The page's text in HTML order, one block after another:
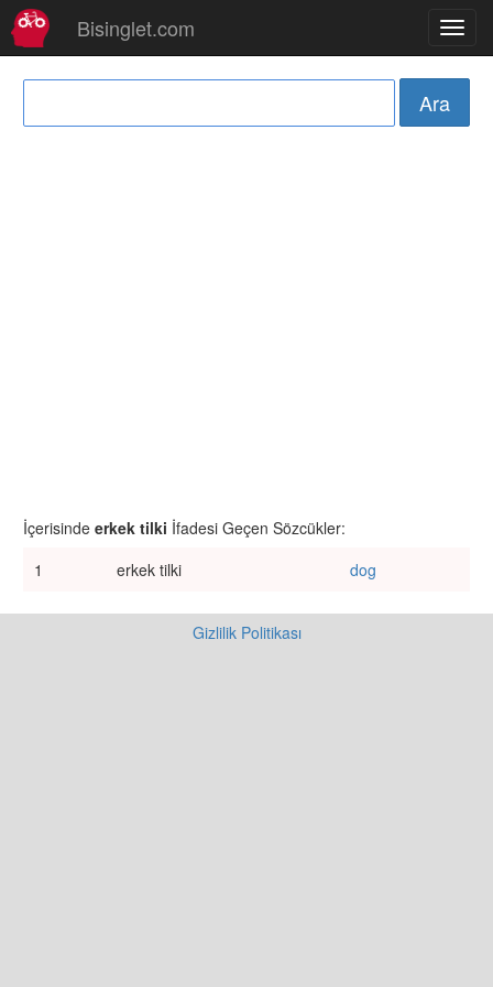
Bisinglet.com
İçerisinde erkek tilki İfadesi Geçen Sözcükler:
1
erkek tilki dog
Gizlilik Politikası